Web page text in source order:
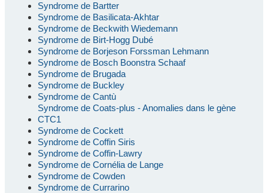
Syndrome de Bartter
Syndrome de Basilicata-Akhtar
Syndrome de Beckwith Wiedemann
Syndrome de Birt-Hogg Dubé
Syndrome de Borjeson Forssman Lehmann
Syndrome de Bosch Boonstra Schaaf
Syndrome de Brugada
Syndrome de Buckley
Syndrome de Cantù
Syndrome de Coats-plus - Anomalies dans le gène
CTC1
Syndrome de Cockett
Syndrome de Coffin Siris
Syndrome de Coffin-Lawry
Syndrome de Cornélia de Lange
Syndrome de Cowden
Syndrome de Currarino